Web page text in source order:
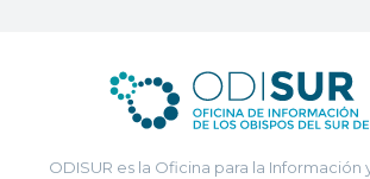
ODISUR es la Oficina para la Información